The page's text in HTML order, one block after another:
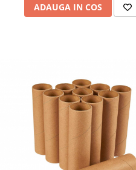
ADAUGA IN COS